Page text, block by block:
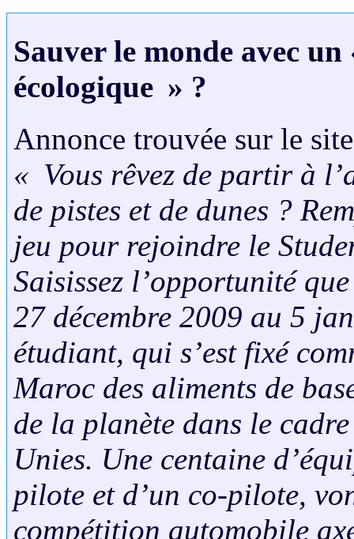
Sauver le monde avec
écologique » ?
Annonce trouvée sur le
« Vous rêvez de partir à
de pistes et de dunes ?
jeu pour rejoindre le
Saisissez l’opportunité
27 décembre 2009 au 5
étudiant, qui s’est fixé
Maroc des aliments de
de la planète dans le
Unies. Une centaine
pilote et d’un co-pilote,
compétition automobile